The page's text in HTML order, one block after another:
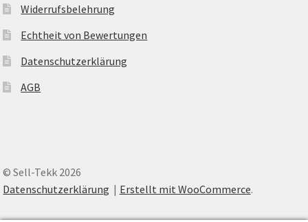
Widerrufsbelehrung
Echtheit von Bewertungen
Datenschutzerklärung
AGB
© Sell-Tekk 2026
Datenschutzerklärung
Erstellt mit WooCommerce.